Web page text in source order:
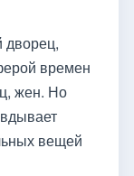
времен
жен. Но
вещей